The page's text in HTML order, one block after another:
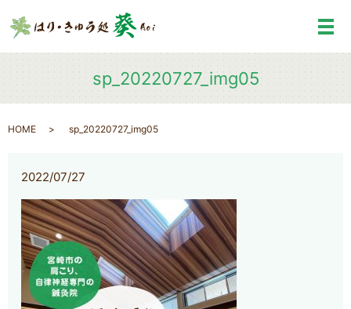
メ
sp_20220727_img05
HOME sp_20220727_img05
2022/07/27